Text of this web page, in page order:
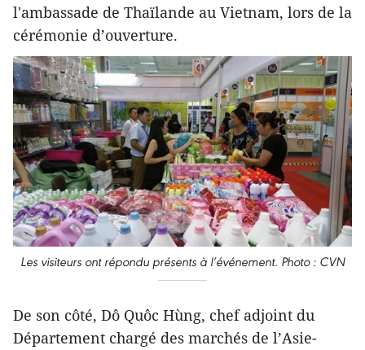
l'ambassade de Thaïlande au Vietnam, lors de la
cérémonie d’ouverture.
Les visiteurs ont répondu présents à l’événement. Photo : CVN
De son côté, Dô Quôc Hùng, chef adjoint du
Département chargé des marchés de l’Asie-